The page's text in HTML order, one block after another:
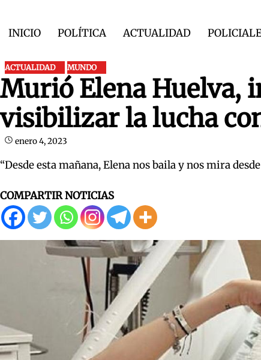
content
INICIO POLÍTICA ACTUALIDAD
ACTUALIDAD MUNDO
Murió Elena Huelva,
visibilizar la lucha
enero 4, 2023
“Desde esta mañana, Elena nos baila y nos mira
COMPARTIR NOTICIAS